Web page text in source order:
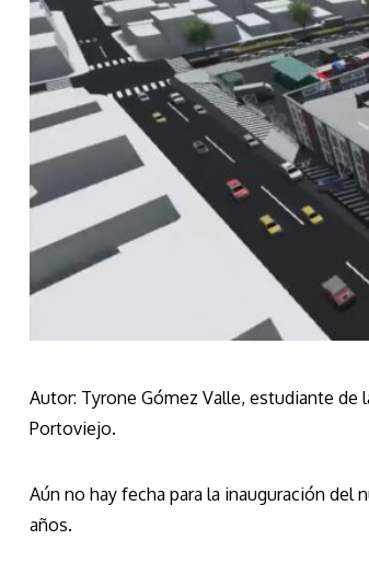
Autor: Tyrone Gómez Valle, estudiante de
Portoviejo.
Aún no hay fecha para la inauguración
años.